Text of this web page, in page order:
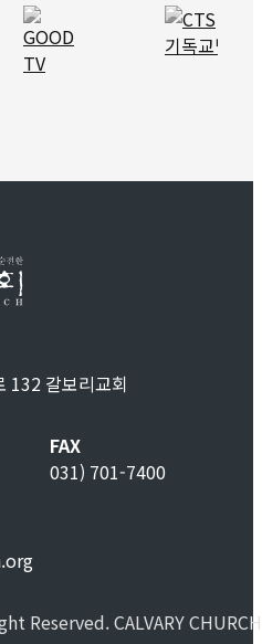
132 갈보리교회
FAX
031) 701-7400
Reserved. CALVARY CHURCH